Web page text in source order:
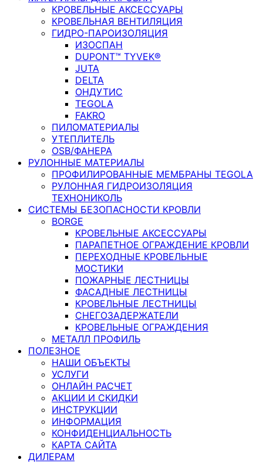
КРОВЕЛЬНЫЕ АКСЕССУАРЫ
КРОВЕЛЬНАЯ ВЕНТИЛЯЦИЯ
ГИДРО-ПАРОИЗОЛЯЦИЯ
ИЗОСПАН
DUPONT™ TYVEK®
JUTA
DELTA
ОНДУТИС
TEGOLA
FAKRO
ПИЛОМАТЕРИАЛЫ
УТЕПЛИТЕЛЬ
OSB/ФАНЕРА
РУЛОННЫЕ МАТЕРИАЛЫ
ПРОФИЛИРОВАННЫЕ МЕМБРАНЫ TEGOLA
РУЛОННАЯ ГИДРОИЗОЛЯЦИЯ
ТЕХНОНИКОЛЬ
СИСТЕМЫ БЕЗОПАСНОСТИ КРОВЛИ
BORGE
КРОВЕЛЬНЫЕ АКСЕССУАРЫ
ПАРАПЕТНОЕ ОГРАЖДЕНИЕ КРОВЛИ
ПЕРЕХОДНЫЕ КРОВЕЛЬНЫЕ
МОСТИКИ
ПОЖАРНЫЕ ЛЕСТНИЦЫ
ФАСАДНЫЕ ЛЕСТНИЦЫ
КРОВЕЛЬНЫЕ ЛЕСТНИЦЫ
СНЕГОЗАДЕРЖАТЕЛИ
КРОВЕЛЬНЫЕ ОГРАЖДЕНИЯ
МЕТАЛЛ ПРОФИЛЬ
ПОЛЕЗНОЕ
НАШИ ОБЪЕКТЫ
УСЛУГИ
ОНЛАЙН РАСЧЕТ
АКЦИИ И СКИДКИ
ИНСТРУКЦИИ
ИНФОРМАЦИЯ
КОНФИДЕНЦИАЛЬНОСТЬ
КАРТА САЙТА
ДИЛЕРАМ